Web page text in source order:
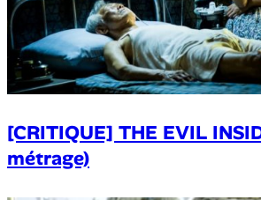
[CRITIQUE] THE EVIL
métrage)